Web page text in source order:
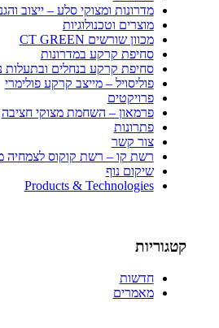
מדרונות ומצוקי סלע – ייצוב
מוצרים וטכנולוגיות
מכוון שורשים CT GREEN
סחיפת קרקע במדרונות
סחיפת קרקע בנחלים ובתעלות
פוליסויל – מייצב קרקע פולימרי
פרויקטים
פרמאון – השחמת מצוקי חציבה
פתרונות
צור קשר
רשת קו – רשת קוקוס לצמחיה
שיקום נוף
Products & Technologies
קטגוריות
חדשות
מאמרים